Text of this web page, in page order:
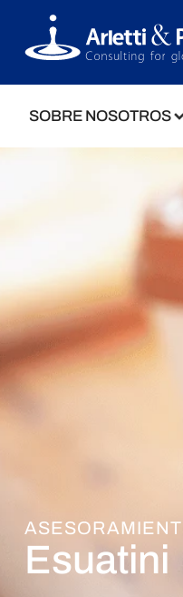
SOBRE NOSOTROS
Esuatini